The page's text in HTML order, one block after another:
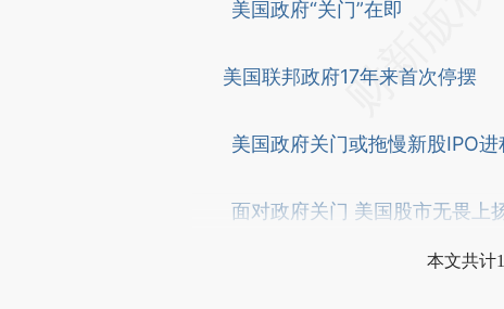
美国政府“关门”在即
美国联邦政府17年来首次停摆
美国政府关门或拖慢新股IPO进
面对政府关门 美国股市无畏上
本文共计